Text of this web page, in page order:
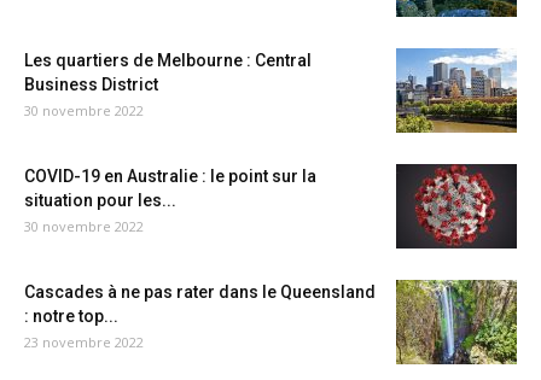
Les quartiers de Melbourne : Central
Business District
30 novembre 2022
COVID-19 en Australie : le point sur la
situation pour les...
30 novembre 2022
Cascades à ne pas rater dans le Queensland
: notre top...
23 novembre 2022